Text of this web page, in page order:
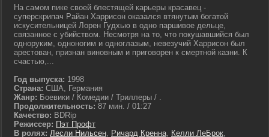
На самом пике своей блестящей карьеры красавец -
суперскрипач Райан Харрисон оказался втянутым богатой
искусительницей Лорен Гудхью в одно паршивое дельце,
связанное с убийством. Несмотря на то, что покушавшийся был
одноруким, одноногим и одноглазым, невезучий Харрисон был
арестован, признан виновным и приговорен к смертной казни. К
счастью,...
Год выпуска: 1998
Страна: США, Германия
Жанр: Боевики / Комедии / Триллеры / .
Продолжительность: 87 мин. / 01:27
Качество: BDRip
Режиссер: Пэт Профт
В ролях: Лесли Нильсен, Ричард Кренна, Келли ЛеБрок,